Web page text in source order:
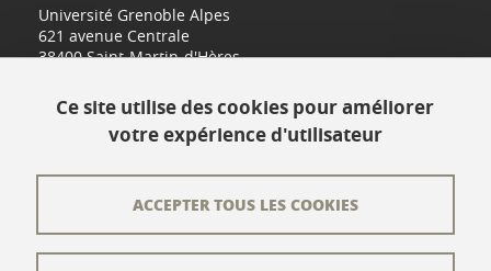
Université Grenoble Alpes
621 avenue Centrale
38400 Saint-Martin-d'Hères
L'équipe éditoriale
Ce site utilise des cookies pour améliorer
votre expérience d'utilisateur
ACCEPTER TOUS LES COOKIES